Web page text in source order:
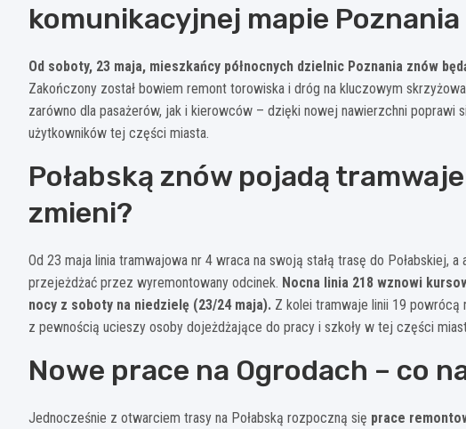
komunikacyjnej mapie Poznania
Od soboty, 23 maja, mieszkańcy północnych dzielnic Poznania znów
Zakończony został bowiem remont torowiska i dróg na kluczowym
zarówno dla pasażerów, jak i kierowców – dzięki nowej nawierzchni poprawi
użytkowników tej części miasta.
Połabską znów pojadą
zmieni?
Od 23 maja linia tramwajowa nr 4 wraca na swoją stałą trasę do Połabskiej,
przejeżdżać przez wyremontowany odcinek. Nocna linia 218 wznowi
nocy z soboty na niedzielę (23/24 maja). Z kolei tramwaje linii 19 powrócą
z pewnością ucieszy osoby dojeżdżające do pracy i szkoły w tej części
Nowe prace na Ogrodach – co
Jednocześnie z otwarciem trasy na Połabską rozpoczną się prace